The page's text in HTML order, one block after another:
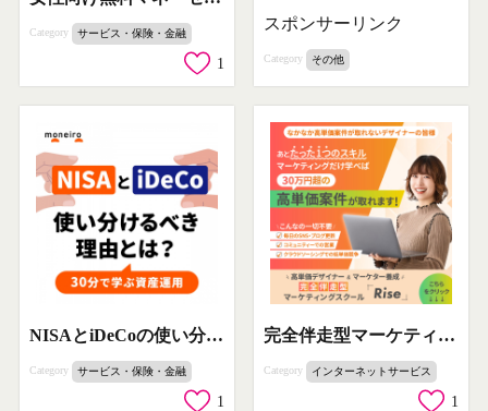
Category サービス・保険・金融
1
スポンサーリンク
Category その他
NISAとiDeCoの使い分け解説セミナー
Category サービス・保険・金融
1
完全伴走型マーケティングスクール「Rise」
Category インターネットサービス
1